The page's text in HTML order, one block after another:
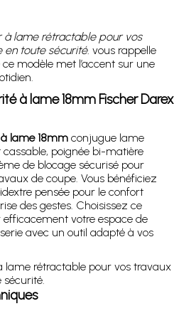
à lame rétractable pour vos
toute sécurité. vous rappelle
modèle met l’accent sur une
à lame 18mm Fischer Darex
lame 18mm conjugue lame
cassable, poignée bi-matière
de blocage sécurisé pour
de coupe. Vous bénéficiez
pensée pour le confort
des gestes. Choisissez ce
votre espace de
avec un outil adapté à vos
lame rétractable pour vos travaux